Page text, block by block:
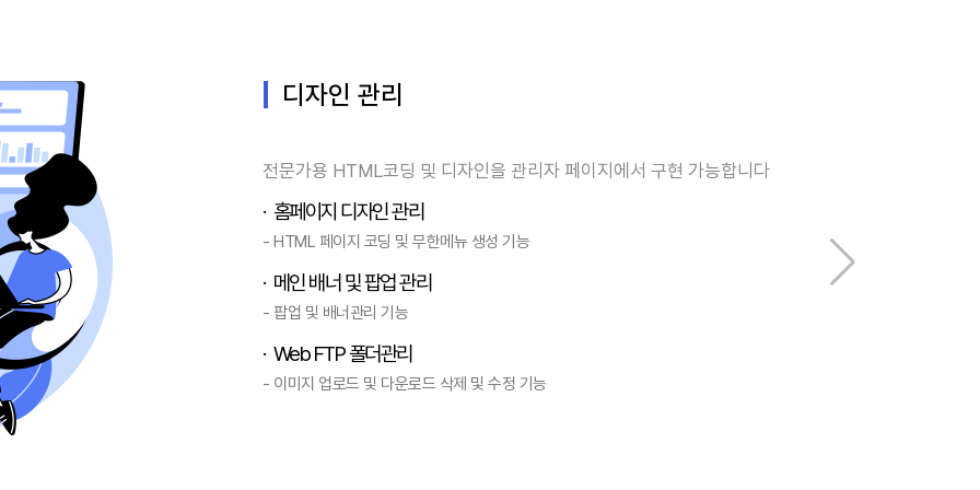
디자인 관리
전문가용 HTML코딩 및 디자인을 관리자 페이지에서 구현 가능합니다
· 홈페이지 디자인 관리
- HTML 페이지 코딩 및 무한메뉴 생성 기능
· 메인 배너 및 팝업 관리
- 팝업 및 배너관리 기능
· Web FTP 폴더관리
- 이미지 업로드 및 다운로드 삭제 및 수정 기능